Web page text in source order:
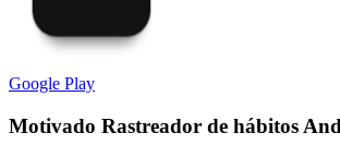
Google Play
Motivado Rastreador de hábitos